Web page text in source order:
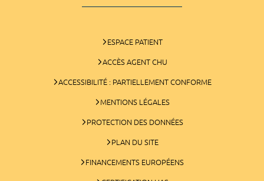
ESPACE PATIENT
ACCÈS AGENT CHU
ACCESSIBILITÉ : PARTIELLEMENT CONFORME
MENTIONS LÉGALES
PROTECTION DES DONNÉES
PLAN DU SITE
FINANCEMENTS EUROPÉENS